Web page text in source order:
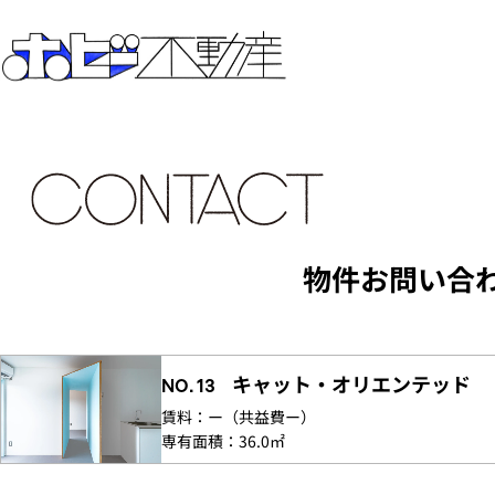
物件お問い合
NO. 13 キャット・オリエンテッド
賃料： ー （共益費ー）
専有面積：36.0㎡